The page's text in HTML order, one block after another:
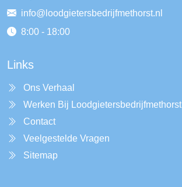
info@loodgietersbedrijfmethorst.nl
8:00 - 18:00
Links
Ons Verhaal
Werken Bij Loodgietersbedrijfmethorst
Contact
Veelgestelde Vragen
Sitemap